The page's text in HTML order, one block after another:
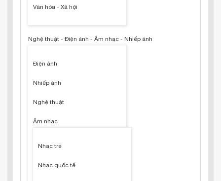
Văn hóa - Xã hội
Nghệ thuật - Điện ảnh - Âm nhạc - Nhiếp ảnh
Điện ảnh
Nhiếp ảnh
Nghệ thuật
Âm nhạc
Nhạc trẻ
Nhạc quốc tế